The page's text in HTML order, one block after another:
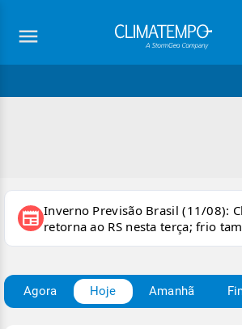
newspaper Inverno Previsão Brasil (11/08):
retorna ao RS nesta terça; frio
persiste e há chance de geada
Agora Hoje Amanhã